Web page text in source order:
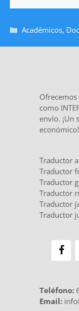
Académicos,
Ofrecemos
como
envío. ¡Un
económico!
Traductor
Traductor
Traductor
Traductor
Traductor
Traductor
Teléfono:
Email: